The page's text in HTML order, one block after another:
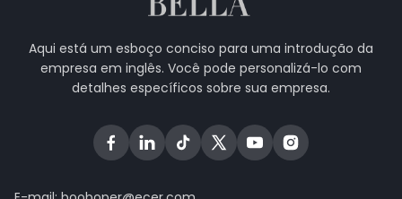
Aqui está um esboço conciso para uma introdução da
empresa em inglês. Você pode personalizá-lo com
detalhes específicos sobre sua empresa.